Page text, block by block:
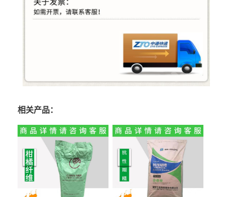
相关产品：